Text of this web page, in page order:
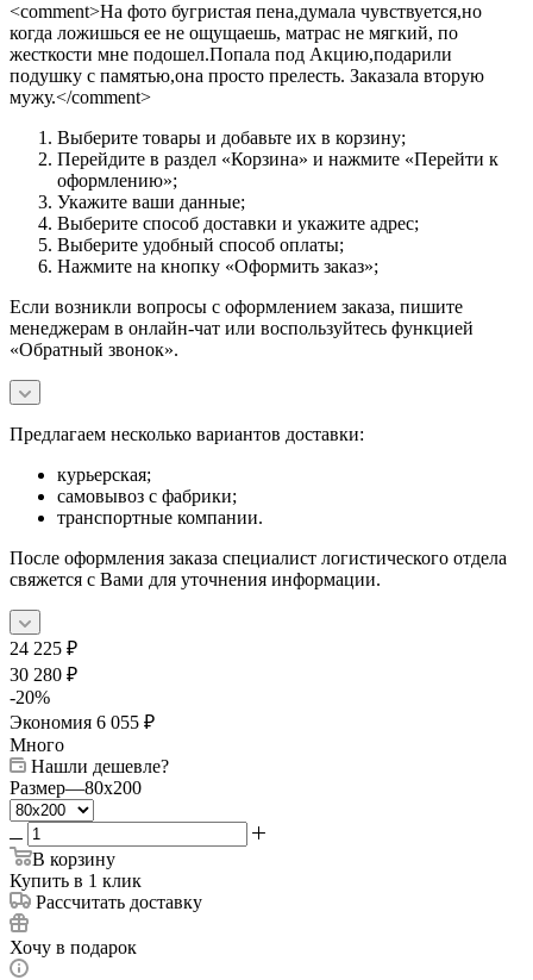
<comment>На фото бугристая пена,думала чувствуется,но
когда ложишься ее не ощущаешь, матрас не мягкий, по
жесткости мне подошел.Попала под Акцию,подарили
подушку с памятью,она просто прелесть. Заказала вторую
мужу.</comment>
Выберите товары и добавьте их в корзину;
Перейдите в раздел «Корзина» и нажмите «Перейти к
оформлению»;
Укажите ваши данные;
Выберите способ доставки и укажите адрес;
Выберите удобный способ оплаты;
Нажмите на кнопку «Оформить заказ»;
Если возникли вопросы с оформлением заказа, пишите
менеджерам в онлайн-чат или воспользуйтесь функцией
«Обратный звонок».
Предлагаем несколько вариантов доставки:
курьерская;
самовывоз с фабрики;
транспортные компании.
После оформления заказа специалист логистического отдела
свяжется с Вами для уточнения информации.
24 225 ₽
30 280 ₽
-20%
Экономия 6 055 ₽
Много
Нашли дешевле?
Размер—80x200
В корзину
Купить в 1 клик
Рассчитать доставку
Хочу в подарок